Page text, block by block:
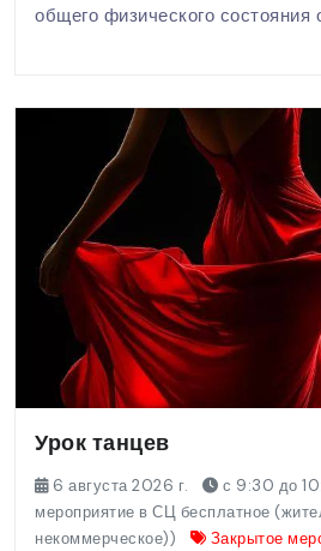
общего физического состояния
Урок танцев
6 августа 2026 г. с 9:30 до
мероприятие в СЦ бесплатное
некоммерческое))
Закрытое